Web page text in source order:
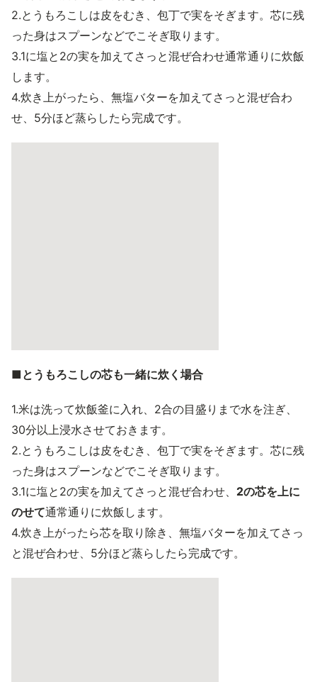
2.とうもろこしは皮をむき、包丁で実をそぎます。芯に残
った身はスプーンなどでこそぎ取ります。
3.1に塩と2の実を加えてさっと混ぜ合わせ通常通りに炊飯
します。
4.炊き上がったら、無塩バターを加えてさっと混ぜ合わ
せ、5分ほど蒸らしたら完成です。
■とうもろこしの芯も一緒に炊く場合
1.米は洗って炊飯釜に入れ、2合の目盛りまで水を注ぎ、
30分以上浸水させておきます。
2.とうもろこしは皮をむき、包丁で実をそぎます。芯に残
った身はスプーンなどでこそぎ取ります。
3.1に塩と2の実を加えてさっと混ぜ合わせ、 2の芯を上に
のせて通常通りに炊飯します。
4.炊き上がったら芯を取り除き、無塩バターを加えてさっ
と混ぜ合わせ、5分ほど蒸らしたら完成です。